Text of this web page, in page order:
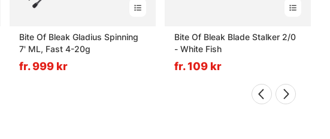
Bite Of Bleak Gladius Spinning
7' ML, Fast 4-20g
fr. 999 kr
Bite Of Bleak Blade Stalker 2/0
- White Fish
fr. 109 kr